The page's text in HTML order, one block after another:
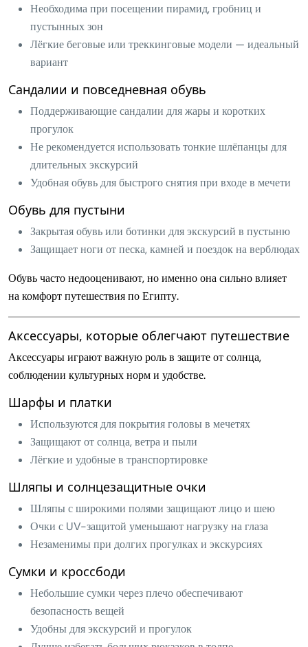
Необходима при посещении пирамид, гробниц и
пустынных зон
Лёгкие беговые или треккинговые модели — идеальный
вариант
Сандалии и повседневная обувь
Поддерживающие сандалии для жары и коротких
прогулок
Не рекомендуется использовать тонкие шлёпанцы для
длительных экскурсий
Удобная обувь для быстрого снятия при входе в мечети
Обувь для пустыни
Закрытая обувь или ботинки для экскурсий в пустыню
Защищает ноги от песка, камней и поездок на верблюдах
Обувь часто недооценивают, но именно она сильно влияет
на комфорт путешествия по Египту.
Аксессуары, которые облегчают путешествие
Аксессуары играют важную роль в защите от солнца,
соблюдении культурных норм и удобстве.
Шарфы и платки
Используются для покрытия головы в мечетях
Защищают от солнца, ветра и пыли
Лёгкие и удобные в транспортировке
Шляпы и солнцезащитные очки
Шляпы с широкими полями защищают лицо и шею
Очки с UV-защитой уменьшают нагрузку на глаза
Незаменимы при долгих прогулках и экскурсиях
Сумки и кроссбоди
Небольшие сумки через плечо обеспечивают
безопасность вещей
Удобны для экскурсий и прогулок